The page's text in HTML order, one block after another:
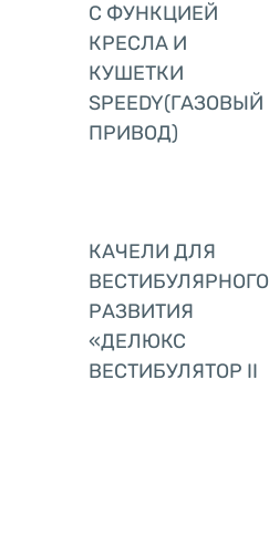
С ФУНКЦИЕЙ
КРЕСЛА И
КУШЕТКИ
SPEEDY(ГАЗОВЫЙ
ПРИВОД)
КАЧЕЛИ ДЛЯ
ВЕСТИБУЛЯРНОГО
РАЗВИТИЯ
«ДЕЛЮКС
ВЕСТИБУЛЯТОР II